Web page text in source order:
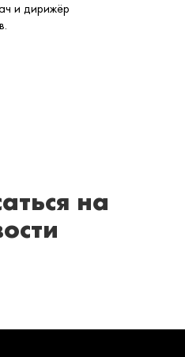
и дирижёр
на